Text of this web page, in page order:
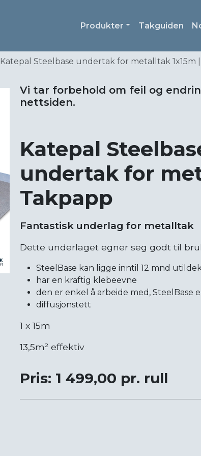
Produkter Takguiden
Katepal Steelbase undertak for metalltak 1x15m
Vi tar forbehold om feil og
nettsiden.
Katepal
undertak for
Takpapp
Fantastisk underlag for metalltak
Dette underlaget egner seg godt til
SteelBase kan ligge inntil 12 mnd
har en kraftig klebeevne
den er enkel å arbeide med, SteelBase
diffusjonstett
1 x 15m
13,5m² effektiv
Pris: 1 499,00 pr. rull